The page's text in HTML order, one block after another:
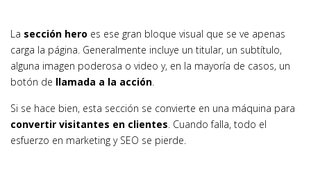
La sección hero es ese gran bloque visual que se ve apenas
carga la página. Generalmente incluye un titular, un subtítulo,
alguna imagen poderosa o video y, en la mayoría de casos, un
botón de llamada a la acción.
Si se hace bien, esta sección se convierte en una máquina para
convertir visitantes en clientes. Cuando falla, todo el
esfuerzo en marketing y SEO se pierde.